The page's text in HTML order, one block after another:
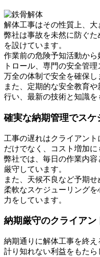
解体工事はその性質上、大
弊社は事故を未然に防ぐ
を設けています。
作業前の危険予知活動か
トロール、専門の安全管
万全の体制で安全を確保し
また、定期的な安全教育
行い、最新の技術と知識を
確実な納期管理でス
工事の遅れはクライアン
だけでなく、コスト増加に
弊社では、毎日の作業内
厳守しています。
また、天候不良など予期せ
柔軟なスケジューリング
力をしています。
納期厳守のクライアン
納期通りに解体工事を終
計り知れない利益をもたら